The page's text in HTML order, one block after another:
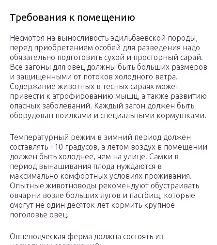
Требования к помещению
Несмотря на выносливость эдильбаевской породы,
перед приобретением особей для разведения надо
обязательно подготовить сухой и просторный сарай.
Все загоны для овец должны быть больших размеров
и защищенными от потоков холодного ветра.
Содержание животных в тесных сараях может
привести к атрофированию мышц, а также развитию
опасных заболеваний. Каждый загон должен быть
оборудован поилками и специальными кормушками.
Температурный режим в зимний период должен
составлять +10 градусов, а летом воздух в помещении
должен быть холоднее, чем на улице. Самки в
период вынашивания плода нуждаются в
максимально комфортных условиях проживания.
Опытные животноводы рекомендуют обустраивать
овчарни возле больших лугов и пастбищ, которые
смогут не один десяток лет кормить крупное
поголовье овец.
Овцеводческая ферма должна состоять из